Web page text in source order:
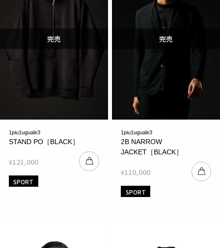
1piu1uguale3
STAND PO［BLACK］
¥121,000
SPORT
1piu1uguale3
2B NARROW
JACKET［BLACK］
¥110,000
SPORT